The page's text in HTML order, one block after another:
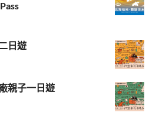
日遊
親子一日遊